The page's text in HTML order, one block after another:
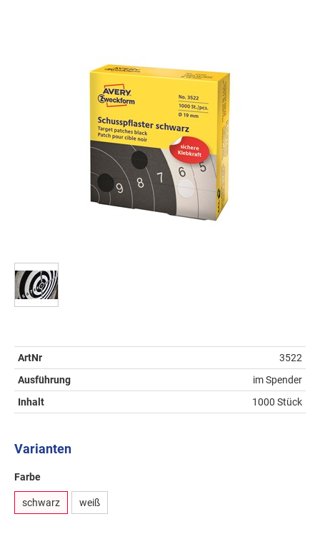
ArtNr
3522
Ausführung
im Spender
Inhalt
1000 Stück
Varianten
Farbe
schwarz weiß